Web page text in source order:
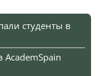
студенты в
AcademSpain